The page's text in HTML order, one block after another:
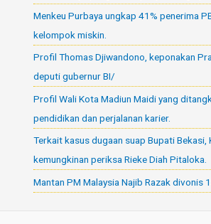
Menkeu Purbaya ungkap 41% penerima
kelompok miskin.
Profil Thomas Djiwandono, keponakan
deputi gubernur BI/
Profil Wali Kota Madiun Maidi yang
pendidikan dan perjalanan karier.
Terkait kasus dugaan suap Bupati Bekasi,
kemungkinan periksa Rieke Diah Pitaloka.
Mantan PM Malaysia Najib Razak divonis